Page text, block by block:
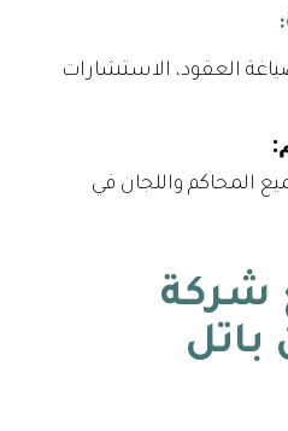
العقود، الاستشارات
المحاكم واللجان في
شركة
باتل